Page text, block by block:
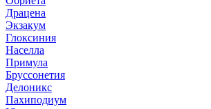
Драцена
Экзакум
Глоксиния
Населла
Примула
Бруссонетия
Делоникс
Пахиподиум